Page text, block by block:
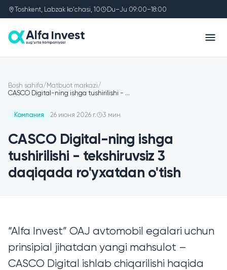
Toshkent, Labzak ko'chasi, 10 Du–Ju 09:00–18:00
Bosh sahifa/ Matbuot markazi/
CASCO Digital-ning ishga tushirilishi - …
Компания 26 июня 2026 г. 3 мин
CASCO Digital-ning ishga
tushirilishi - tekshiruvsiz 3
daqiqada ro'yxatdan o'tish
“Alfa Invest” OAJ avtomobil egalari uchun
prinsipial jihatdan yangi mahsulot –
CASCO Digital ishlab chiqarilishi haqida